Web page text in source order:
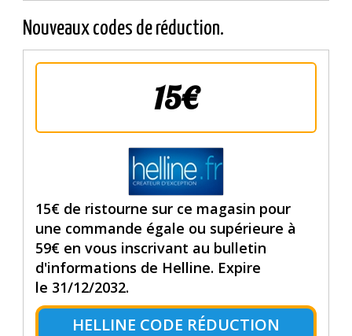
Nouveaux codes de réduction.
15€
15€ de ristourne sur ce magasin pour
une commande égale ou supérieure à
59€ en vous inscrivant au bulletin
d'informations de Helline. Expire
le 31/12/2032.
HELLINE CODE RÉDUCTION